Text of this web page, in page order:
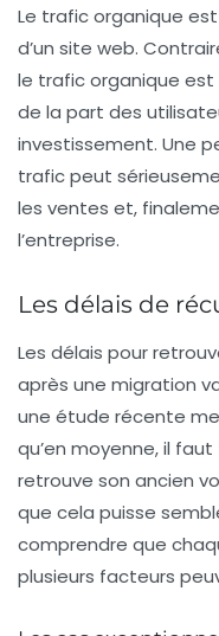
Le trafic organique
d’un site web.
le trafic organique
de la part des
investissement. Une
trafic peut
les ventes et,
l’entreprise.
Les délais de
Les délais pour
après une migration
une étude récente
qu’en moyenne, il faut
retrouve son ancien
que cela puisse
comprendre que
plusieurs facteurs